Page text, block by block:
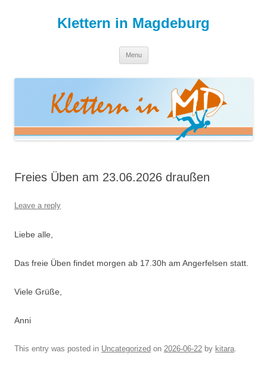
Klettern in Magdeburg
Menu
Freies Üben am 23.06.2026 draußen
Leave a reply
Liebe alle,
Das freie Üben findet morgen ab 17.30h am Angerfelsen statt.
Viele Grüße,
Anni
This entry was posted in Uncategorized on 2026-06-22 by kitara